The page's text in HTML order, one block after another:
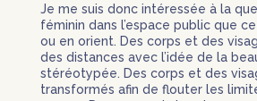
Je me suis donc intéressée à la
féminin dans l’espace public que
ou en orient. Des corps et des
des distances avec l’idée de la
stéréotypée. Des corps et des
transformés afin de flouter les